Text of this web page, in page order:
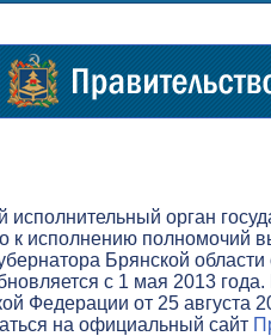
орган
к исполнению полномочий
Брянской
с 1 мая 2013
Федерации от 25 августа
на официальный сайт